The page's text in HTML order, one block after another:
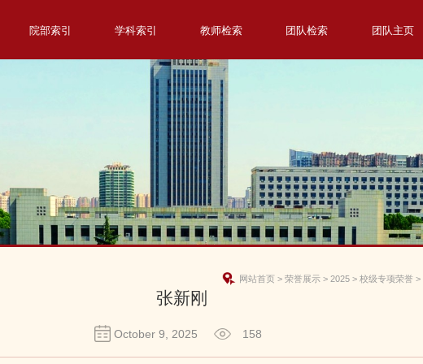
院部索引 学科索引 教师检索 团队检索 团队主页
网站首页 > 荣誉展示> 2025> 校级专项荣誉>
张新刚
October 9, 2025 158